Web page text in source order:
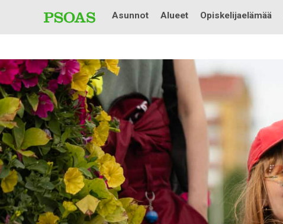
Asunnot Alueet Opiskelijaelämää